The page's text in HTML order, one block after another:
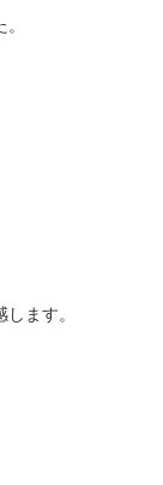
ます。